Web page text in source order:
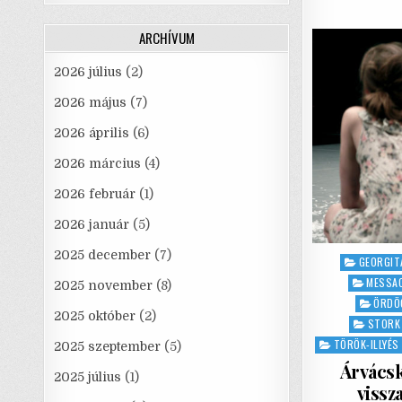
o
Posted
in
TÖRÖK-ILLYÉS
ARCHÍVUM
2026 július (2)
2026 május (7)
2026 április (6)
2026 március (4)
2026 február (1)
2026 január (5)
2025 december (7)
2025 november (8)
2025 október (2)
2025 szeptember (5)
2025 július (1)